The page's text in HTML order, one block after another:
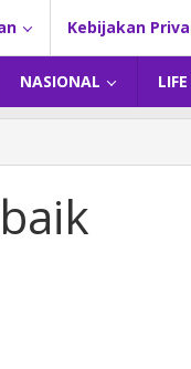
Kebijakan
NASIONAL